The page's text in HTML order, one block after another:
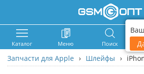
Каталог Меню Поиск
Запчасти для Apple › Шлейфы ›